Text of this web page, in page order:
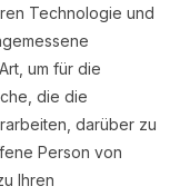
Technologie und
um für die
die die
darüber zu
Person von
Ihren